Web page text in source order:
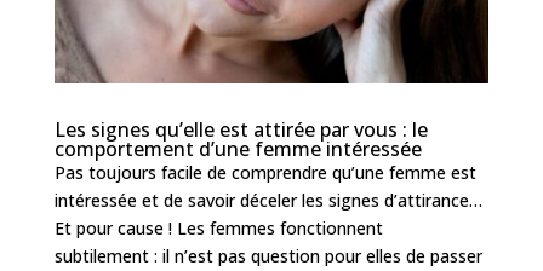
Les signes qu’elle est attirée par vous : le
comportement d’une femme intéressée
Pas toujours facile de comprendre qu’une femme est
intéressée et de savoir déceler les signes d’attirance…
Et pour cause ! Les femmes fonctionnent
subtilement : il n’est pas question pour elles de passer